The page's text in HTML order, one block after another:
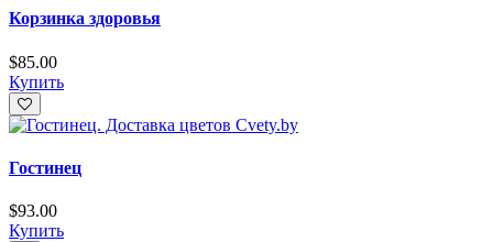
Корзинка здоровья
$85.00
Купить
Гостинец
$93.00
Купить